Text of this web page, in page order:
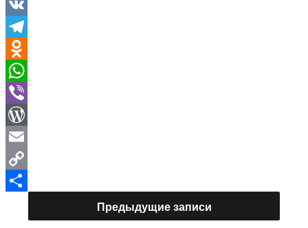
VK
Telegram
Odnoklassniki
WhatsApp
Viber
WordPress
Email
Copy
Предыдущие записи